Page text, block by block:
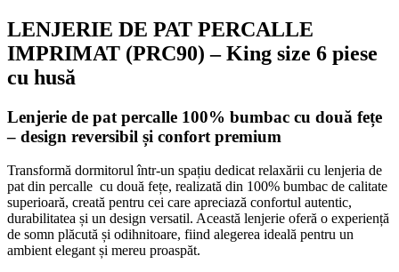
LENJERIE DE PAT PERCALLE
IMPRIMAT (PRC90) – King size 6 piese
cu husă
Lenjerie de pat percalle 100% bumbac cu două fețe
– design reversibil și confort premium
Transformă dormitorul într-un spațiu dedicat relaxării cu lenjeria de
pat din percalle cu două fețe, realizată din 100% bumbac de calitate
superioară, creată pentru cei care apreciază confortul autentic,
durabilitatea și un design versatil. Această lenjerie oferă o experiență
de somn plăcută și odihnitoare, fiind alegerea ideală pentru un
ambient elegant și mereu proaspăt.